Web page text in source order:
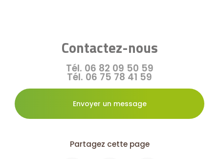
Contactez-nous
Tél. 06 82 09 50 59
Tél. 06 75 78 41 59
Envoyer un message
Partagez cette page